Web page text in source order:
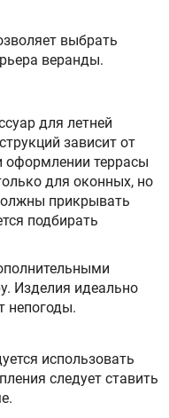
выбрать
веранды.
для летней
зависит от
террасы
для оконных, но
прикрывать
подбирать
Изделия идеально
непогоды.
использовать
следует ставить